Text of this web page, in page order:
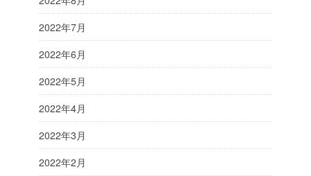
2022年7月
2022年6月
2022年5月
2022年4月
2022年3月
2022年2月